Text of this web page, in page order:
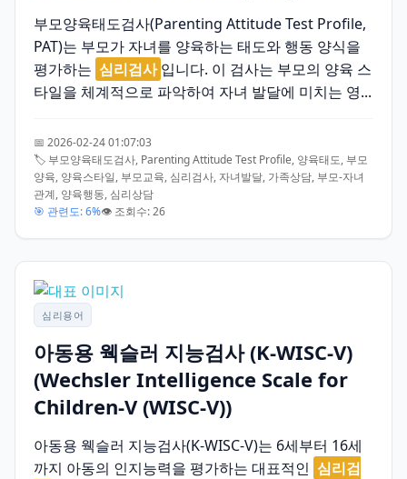
부모양육태도검사(Parenting Attitude Test Profile,
PAT)는 부모가 자녀를 양육하는 태도와 행동 양식을
평가하는 심리검사 입니다. 이 검사는 부모의 양육 스
타일을 체계적으로 파악하여 자녀 발달에 미치는 영...
📅 2026-02-24 01:07:03
🏷️ 부모양육태도검사, Parenting Attitude Test Profile, 양육태도, 부모
양육, 양육스타일, 부모교육, 심리검사, 자녀발달, 가족상담, 부모-자녀
관계, 양육행동, 심리상담
🎯 관련도: 6%👁️ 조회수: 26
심리용어
아동용 웩슬러 지능검사 (K-WISC-V)
(Wechsler Intelligence Scale for
Children-V (WISC-V))
아동용 웩슬러 지능검사(K-WISC-V)는 6세부터 16세
까지 아동의 인지능력을 평가하는 대표적인 심리검